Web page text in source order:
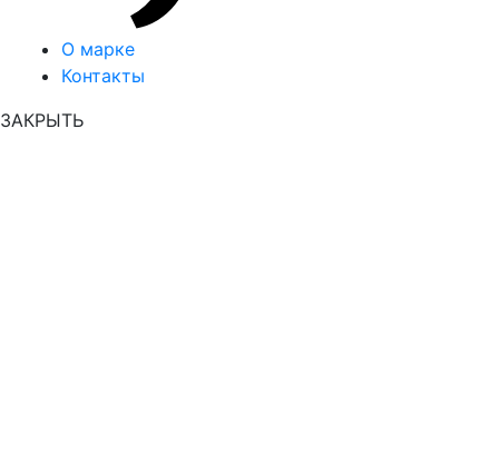
О марке
Контакты
ЗАКРЫТЬ